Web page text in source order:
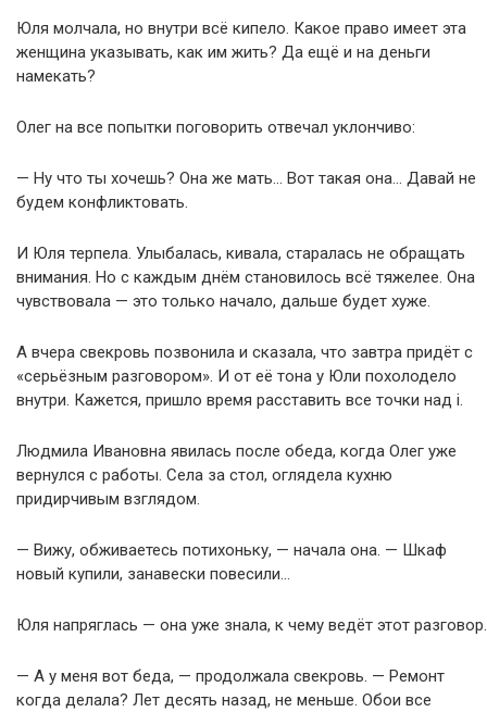
Юля молчала, но внутри всё кипело. Какое право имеет эта
женщина указывать, как им жить? Да ещё и на деньги
намекать?
Олег на все попытки поговорить отвечал уклончиво:
— Ну что ты хочешь? Она же мать… Вот такая она… Давай не
будем конфликтовать.
И Юля терпела. Улыбалась, кивала, старалась не обращать
внимания. Но с каждым днём становилось всё тяжелее. Она
чувствовала — это только начало, дальше будет хуже.
А вчера свекровь позвонила и сказала, что завтра придёт с
«серьёзным разговором». И от её тона у Юли похолодело
внутри. Кажется, пришло время расставить все точки над i.
Людмила Ивановна явилась после обеда, когда Олег уже
вернулся с работы. Села за стол, оглядела кухню
придирчивым взглядом.
— Вижу, обживаетесь потихоньку, — начала она. — Шкаф
новый купили, занавески повесили…
Юля напряглась — она уже знала, к чему ведёт этот разговор.
— А у меня вот беда, — продолжала свекровь. — Ремонт
когда делала? Лет десять назад, не меньше. Обои все